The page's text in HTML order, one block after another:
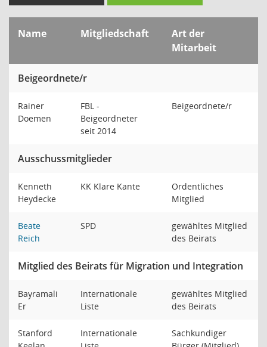
Name Mitgliedschaft
Art der
Mitarbeit
Beigeordnete/r
Rainer
Doemen
FBL -
Beigeordneter
seit 2014
Beigeordnete/r
Ausschussmitglieder
Kenneth
Heydecke
KK Klare Kante
Ordentliches
Mitglied
Beate
Reich
SPD
gewähltes Mitglied
des Beirats
Mitglied des Beirats für Migration und Integration
Bayramali
Er
Internationale
Liste
gewähltes Mitglied
des Beirats
Stanford
Internationale
Sachkundiger